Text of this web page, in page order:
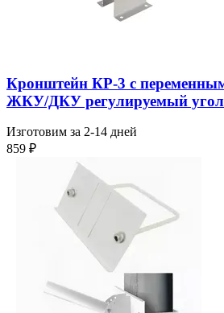
Кронштейн КР-3 с
ЖКУ/ДКУ регулируемый угол
Изготовим за 2-14 дней
859 ₽